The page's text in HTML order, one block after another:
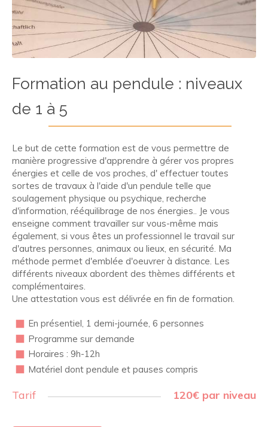
Formation au pendule : niveaux
de 1 à 5
Le but de cette formation est de vous permettre de
manière progressive d'apprendre à gérer vos propres
énergies et celle de vos proches, d' effectuer toutes
sortes de travaux à l'aide d'un pendule telle que
soulagement physique ou psychique, recherche
d'information, rééquilibrage de nos énergies.. Je vous
enseigne comment travailler sur vous-même mais
également, si vous êtes un professionnel le travail sur
d'autres personnes, animaux ou lieux, en sécurité. Ma
méthode permet d'emblée d'oeuvrer à distance. Les
différents niveaux abordent des thèmes différents et
complémentaires.
Une attestation vous est délivrée en fin de formation.
En présentiel, 1 demi-journée, 6 personnes
Programme sur demande
Horaires : 9h-12h
Matériel dont pendule et pauses compris
120€ par niveau
Tarif